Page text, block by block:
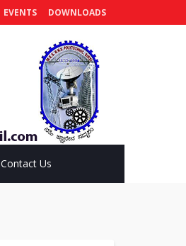
EVENTS DOWNLOADS
Contact Us